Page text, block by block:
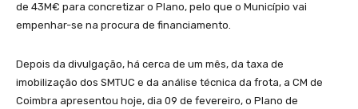
de 43M€ para concretizar o Plano, pelo que o Município vai
empenhar-se na procura de financiamento.
Depois da divulgação, há cerca de um mês, da taxa de
imobilização dos SMTUC e da análise técnica da frota, a CM de
Coimbra apresentou hoje, dia 09 de fevereiro, o Plano de